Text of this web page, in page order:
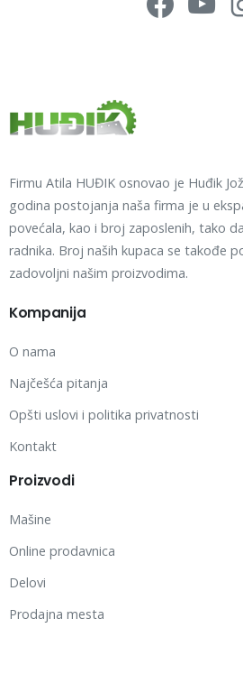
Firmu Atila HUĐIK osnovao je Huđik
godina postojanja naša firma je u
povećala, kao i broj zaposlenih, tako
radnika. Broj naših kupaca se takođe
zadovoljni našim proizvodima.
Kompanija
O nama
Najčešća pitanja
Opšti uslovi i politika privatnosti
Kontakt
Proizvodi
Mašine
Online prodavnica
Delovi
Prodajna mesta